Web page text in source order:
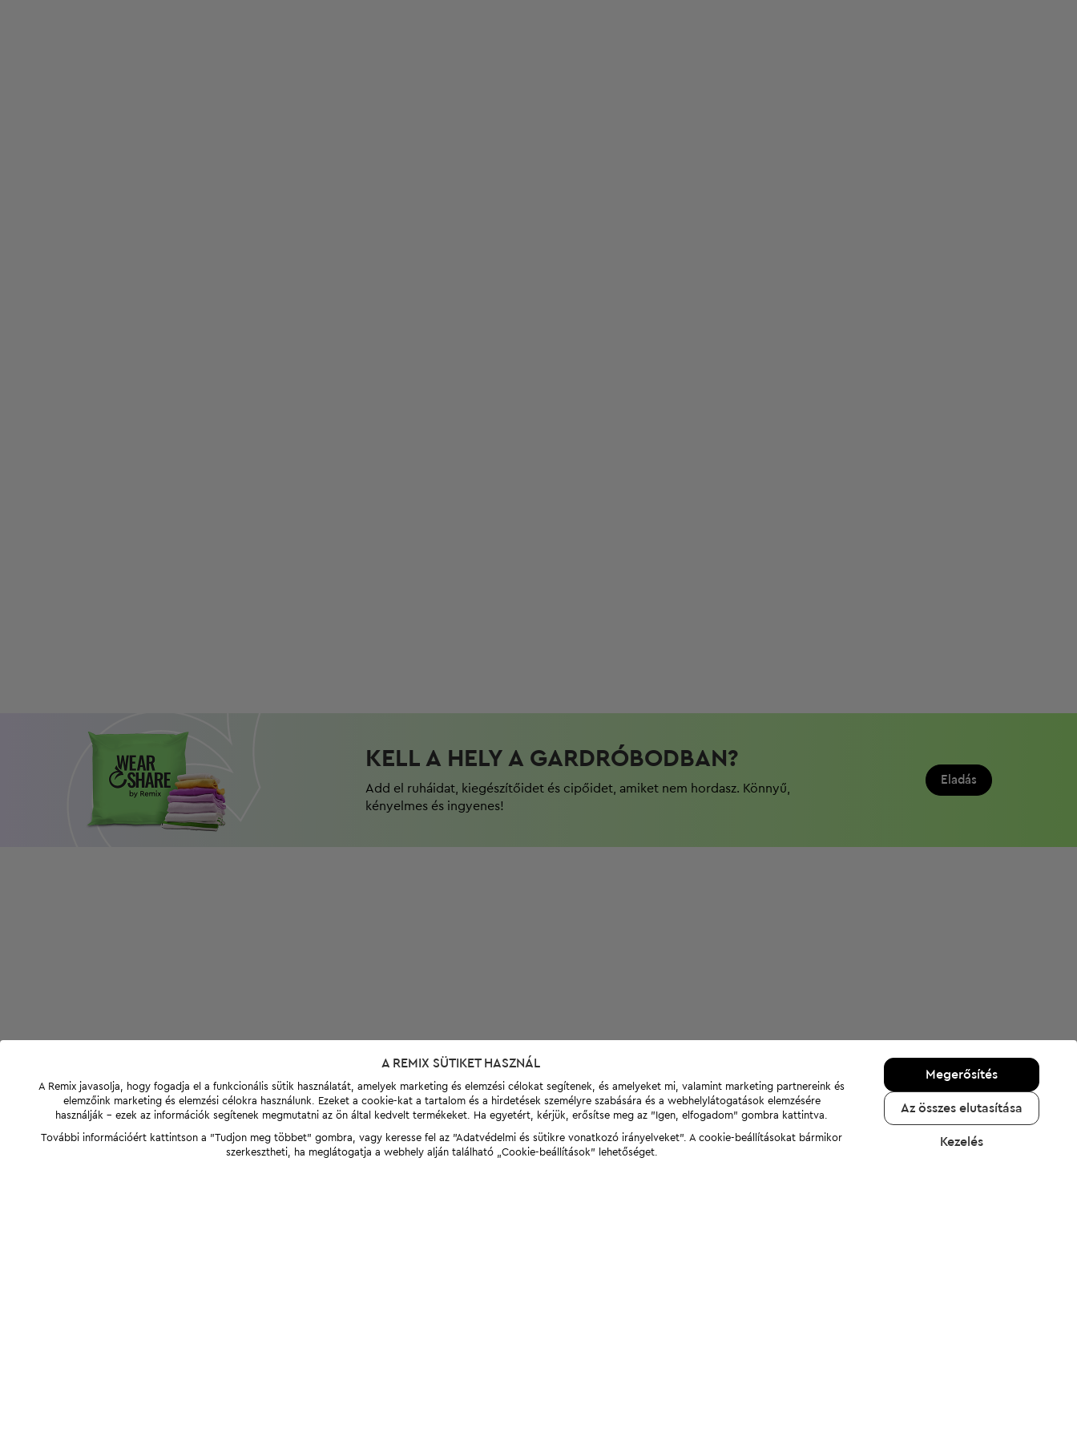
KELL A HELY A GARDRÓBODBAN?
Add el ruháidat, kiegészítőidet és cipőidet, amiket nem hordasz. Könnyű,
kényelmes és ingyenes!
Eladás
A REMIX SÜTIKET HASZNÁL
A Remix javasolja, hogy fogadja el a funkcionális sütik használatát, amelyek marketing és elemzési célokat segítenek, és amelyeket mi, valamint marketing partnereink és
elemzőink marketing és elemzési célokra használunk. Ezeket a cookie-kat a tartalom és a hirdetések személyre szabására és a webhelylátogatások elemzésére
használják - ezek az információk segítenek megmutatni az ön által kedvelt termékeket. Ha egyetért, kérjük, erősítse meg az "Igen, elfogadom" gombra kattintva.
További információért kattintson a "Tudjon meg többet" gombra, vagy keresse fel az "Adatvédelmi és sütikre vonatkozó irányelveket". A cookie-beállításokat bármikor
szerkesztheti, ha meglátogatja a webhely alján található „Cookie-beállítások” lehetőséget.
Megerősítés
Az összes elutasítása
Kezelés